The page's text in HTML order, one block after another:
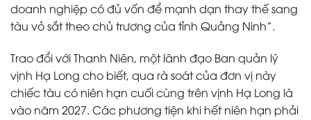
doanh nghiệp có đủ vốn để mạnh dạn thay thế sang
tàu vỏ sắt theo chủ trương của tỉnh Quảng Ninh”.
Trao đổi với Thanh Niên, một lãnh đạo Ban quản lý
vịnh Hạ Long cho biết, qua rà soát của đơn vị này
chiếc tàu có niên hạn cuối cùng trên vịnh Hạ Long là
vào năm 2027. Các phương tiện khi hết niên hạn phải